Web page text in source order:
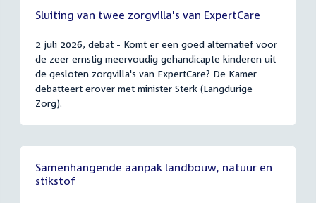
Sluiting van twee zorgvilla's van ExpertCare
2 juli 2026, debat - Komt er een goed alternatief voor
de zeer ernstig meervoudig gehandicapte kinderen uit
de gesloten zorgvilla's van ExpertCare? De Kamer
debatteert erover met minister Sterk (Langdurige
Zorg).
Samenhangende aanpak landbouw, natuur en
stikstof